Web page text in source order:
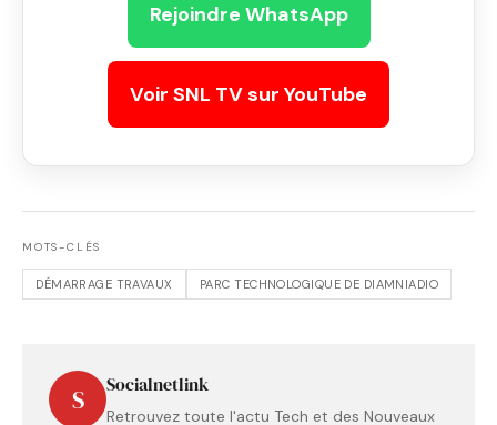
Rejoindre WhatsApp
Voir SNL TV sur YouTube
MOTS-CLÉS
DÉMARRAGE TRAVAUX PARC TECHNOLOGIQUE DE DIAMNIADIO
S Socialnetlink
Retrouvez toute l'actu Tech et des Nouveaux